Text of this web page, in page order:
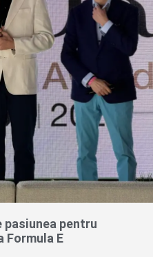
pasiunea pentru
Formula E